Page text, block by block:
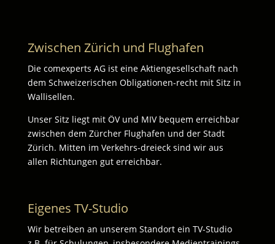
Zwischen Zürich und Flughafen
Die comexperts AG ist eine Aktiengesellschaft nach
dem Schweizerischen Obligationen-recht mit Sitz in
Wallisellen.
Unser Sitz liegt mit ÖV und MIV bequem erreichbar
zwischen dem Zürcher Flughafen und der Stadt
Zürich. Mitten im Verkehrs-dreieck sind wir aus
allen Richtungen gut erreichbar.
Eigenes TV-Studio
Wir betreiben an unserem Standort ein TV-Studio